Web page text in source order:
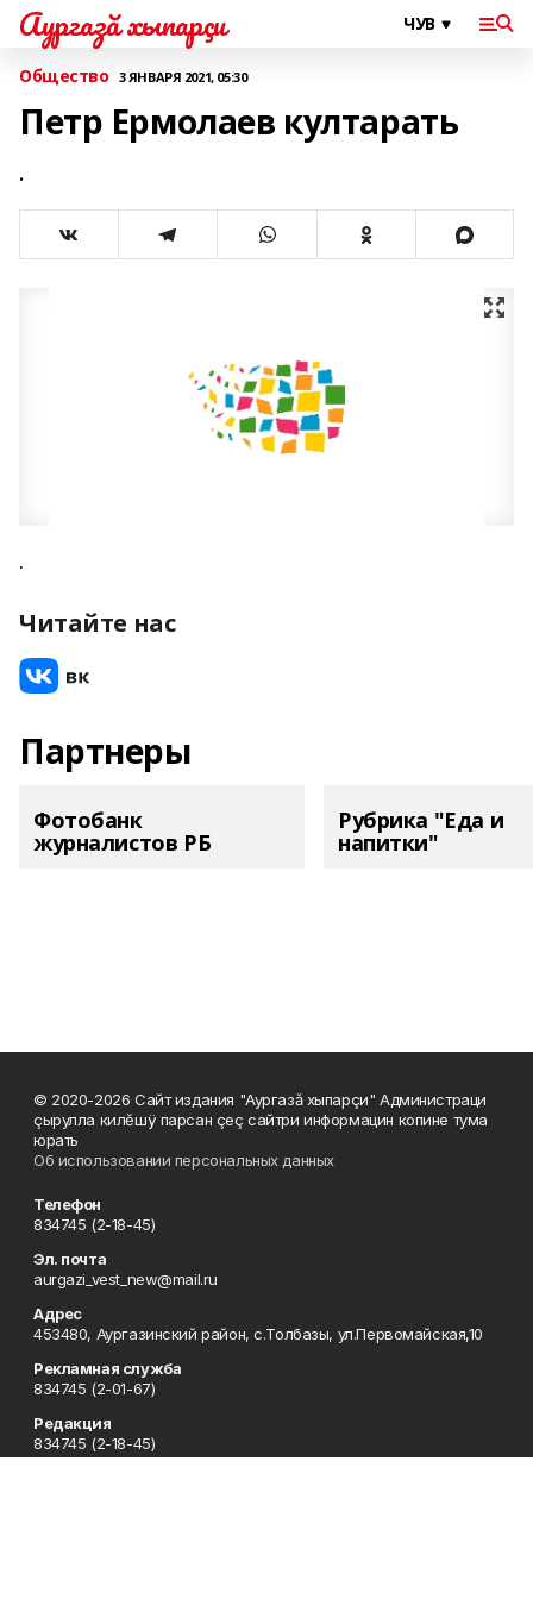
Аургазă хыпарçи
Общество 3 ЯНВАРЯ 2021, 05:30
Петр Ермолаев култарать
.
.
Читайте нас
Партнеры
Фотобанк
журналистов РБ
Рубрика "Еда и
напитки"
© 2020-2026 Сайт издания "Аургазă хыпарçи" Администраци
çырулла килĕшÿ парсан çеç сайтри информацин копине тума
юрать
Об использовании персональных данных
Телефон
834745 (2-18-45)
Эл. почта
aurgazi_vest_new@mail.ru
Адрес
453480, Аургазинский район, с.Толбазы, ул.Первомайская,10
Рекламная служба
834745 (2-01-67)
Редакция
834745 (2-18-45)